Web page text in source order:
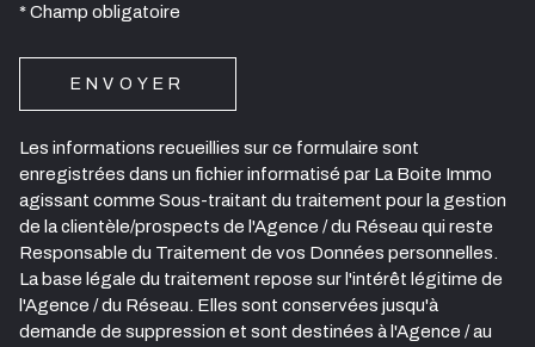
* Champ obligatoire
ENVOYER
Les informations recueillies sur ce formulaire sont
enregistrées dans un fichier informatisé par La Boite Immo
agissant comme Sous-traitant du traitement pour la gestion
de la clientèle/prospects de l'Agence / du Réseau qui reste
Responsable du Traitement de vos Données personnelles.
La base légale du traitement repose sur l'intérêt légitime de
l'Agence / du Réseau. Elles sont conservées jusqu'à
demande de suppression et sont destinées à l'Agence / au